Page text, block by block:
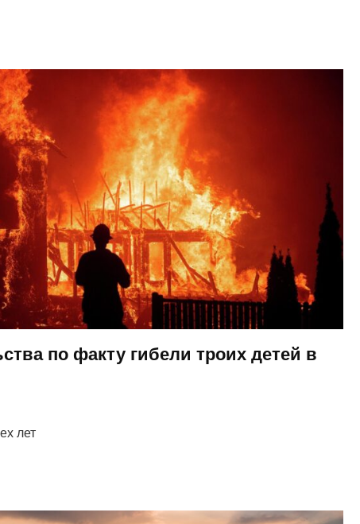
по факту гибели троих детей в
лет